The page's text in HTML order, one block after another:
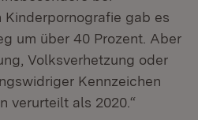
gab es
um über 40 Prozent. Aber
Volksverhetzung oder
Kennzeichen
verurteilt als 2020.“